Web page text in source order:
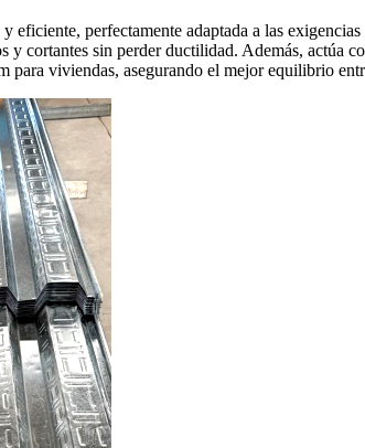
eficiente, perfectamente adaptada a las
cortantes sin perder ductilidad. Además, actúa
viviendas, asegurando el mejor equilibrio